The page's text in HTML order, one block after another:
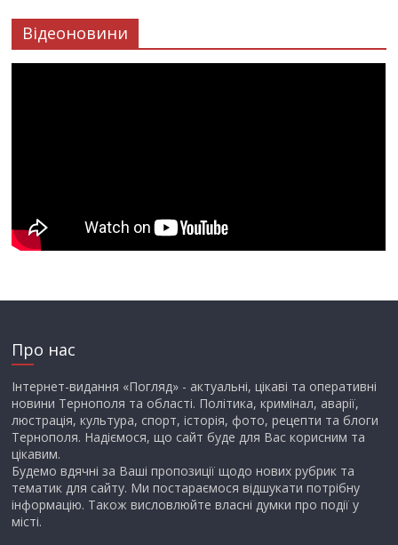
Відеоновини
Про нас
Інтернет-видання «Погляд» - актуальні, цікаві та оперативні
новини Тернополя та області. Політика, кримінал, аварії,
люстрація, культура, спорт, історія, фото, рецепти та блоги
Тернополя. Надіємося, що сайт буде для Вас корисним та
цікавим.
Будемо вдячні за Ваші пропозиції щодо нових рубрик та
тематик для сайту. Ми постараємося відшукати потрібну
інформацію. Також висловлюйте власні думки про події у
місті.